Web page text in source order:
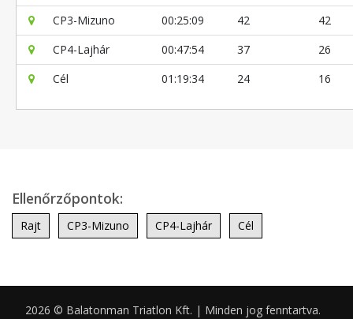
CP3-Mizuno
00:25:09 42
42
CP4-Lajhár
00:47:54 37
26
Cél
01:19:34 24 16
Ellenőrzőpontok:
Rajt CP3-Mizuno CP4-Lajhár Cél
2026 © Balatonman Triatlon Kft. | Minden jog fenntartva.